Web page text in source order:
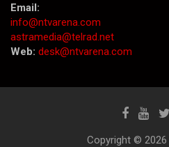
Email:
info@ntvarena.com
astramedia@telrad.net
Web: desk@ntvarena.com
Copyright © 2026